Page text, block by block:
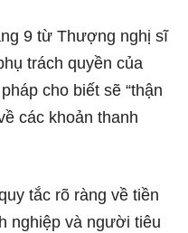
9 từ Thượng nghị sĩ
trách quyền của
cho biết sẽ “thận
các khoản thanh
tắc rõ ràng về tiền
nghiệp và người tiêu